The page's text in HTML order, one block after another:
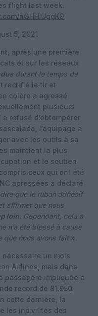
flight last week.
nGHHIUggK9
5, 2021
après une première
et sur les réseaux
durant le temps de
rectifié le tir et
colère a agressé
plusieurs
a refusé d’obtempérer
l’équipage a
avec les outils à sa
maintient la plus
et le soutien
ceux qui ont été
agressées a déclaré
que le ruban adhésif
affirmer que nous
loin. Cependant, cela a
n’a été blessé à cause
que nous avons fait ».
nécessaire un mois
Airlines , mais dans
passagère impliquée a
record de 81.950
cette dernière, la
les incivilités des